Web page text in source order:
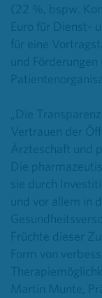
(22 %, bspw.
Euro für Dienst-
für eine
und
„Die
Vertrauen der
Ärzteschaft und
Die
sie durch
und vor allem in
Früchte dieser
Form von
Martin Munte,